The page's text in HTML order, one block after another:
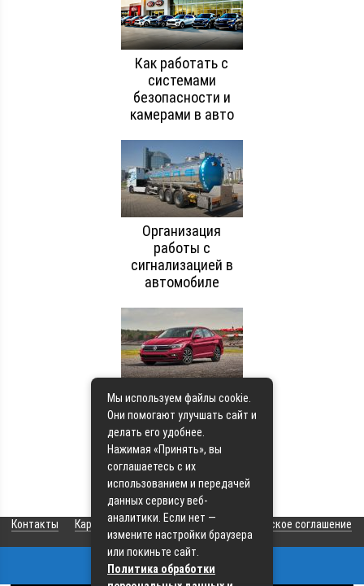
Как работать с
системами
безопасности и
камерами в авто
Организация
работы с
сигнализацией в
автомобиле
Как выбрать
современные
системы для
предотвращения
аварий
Контакты Карта сайта О сайте Пользовательское соглашение
© 2026 Все права защищены
Мы используем файлы cookie.
Они помогают улучшать сайт и
делать его удобнее.
Нажимая «Принять», вы
соглашаетесь с их
использованием и передачей
данных сервису веб-
аналитики. Если нет —
измените настройки браузера
или покиньте сайт.
Политика обработки